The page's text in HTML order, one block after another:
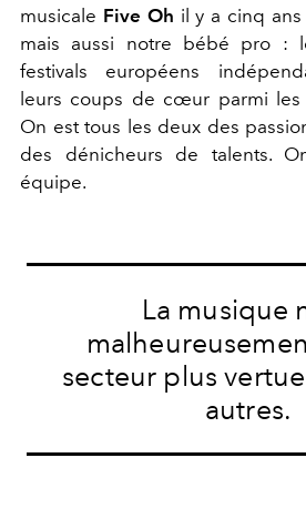
musicale Five Oh il y a cinq ans
mais aussi notre bébé pro :
festivals européens
leurs coups de cœur parmi les
On est tous les deux des
des dénicheurs de talents.
équipe.
La musique
secteur plus
autres.